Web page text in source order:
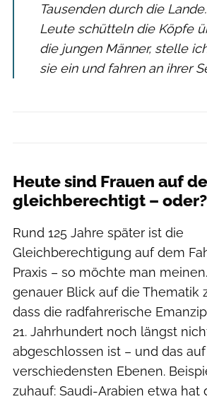
Tausenden durch die
Leute schütteln die Köpfe
die jungen Männer, stelle
sie ein und fahren an ihrer
Heute sind Frauen auf
gleichberechtigt – oder?
Rund 125 Jahre später ist die
Gleichberechtigung auf dem
Praxis – so möchte man
genauer Blick auf die Thematik
dass die radfahrerische
21. Jahrhundert noch längst
abgeschlossen ist – und das
verschiedensten Ebenen.
zuhauf: Saudi-Arabien etwa hat